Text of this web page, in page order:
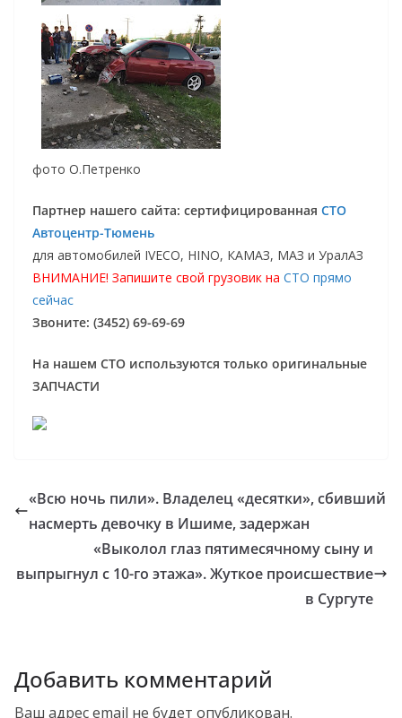
фото О.Петренко
Партнер нашего сайта: сертифицированная СТО
Автоцентр-Тюмень
для автомобилей IVECO, HINO, КАМАЗ, МАЗ и УралАЗ
ВНИМАНИЕ! Запишите свой грузовик на СТО прямо
сейчас
Звоните: (3452) 69-69-69
На нашем СТО используются только оригинальные
ЗАПЧАСТИ
«Всю ночь пили». Владелец «десятки», сбивший
насмерть девочку в Ишиме, задержан
«Выколол глаз пятимесячному сыну и
выпрыгнул с 10-го этажа». Жуткое происшествие
в Сургуте
Добавить комментарий
Ваш адрес email не будет опубликован.